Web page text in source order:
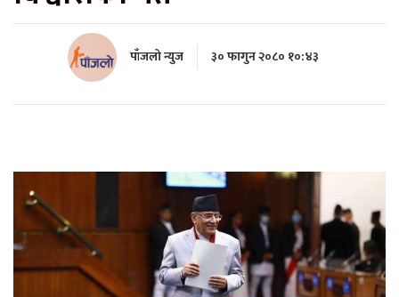
पाँजलो न्युज ३० फागुन २०८० १०:४३